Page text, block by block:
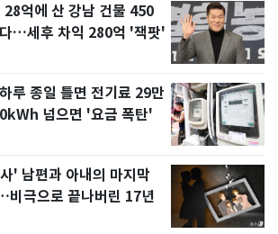
억에 산 강남 건물 450
…세후 차익 280억 '잭팟'
루 종일 틀면 전기료 29만
넘으면 '요금 폭탄'
' 남편과 아내의 마지막
비극으로 끝나버린 17년